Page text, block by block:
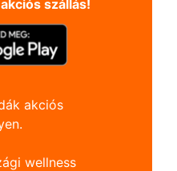
szállás!
akciós
wellness